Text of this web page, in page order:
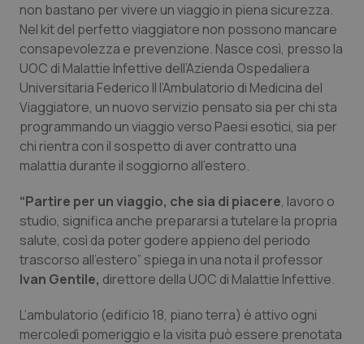
Basilicata
Calabria
Campania
Emilia-Romagna
Friuli Venezia Giulia
Lazio
Liguria
Lombardia
Artrite & artrosi
Asma & BPCO
Car-T
Colesterolo & coronaropatie
Dermatite Atopica
Diabete & glucometri
Disturbi dell’umore
Dolore
QS Club Newsletter
non bastano per vivere un viaggio in piena sicurezza.
Nel kit del perfetto viaggiatore non possono mancare
consapevolezza e prevenzione. Nasce così, presso la
UOC di Malattie Infettive dell’Azienda Ospedaliera
Universitaria Federico II l’Ambulatorio di Medicina del
Viaggiatore, un nuovo servizio pensato sia per chi sta
programmando un viaggio verso Paesi esotici, sia per
chi rientra con il sospetto di aver contratto una
malattia durante il soggiorno all’estero.
“Partire per un viaggio, che sia di piacere, lavoro o
studio, significa anche prepararsi a tutelare la propria
salute, così da poter godere appieno del periodo
trascorso all’estero” spiega in una nota il professor
Ivan Gentile, direttore della UOC di Malattie Infettive.
L’ambulatorio (edificio 18, piano terra) è attivo ogni
mercoledì pomeriggio e la visita può essere prenotata